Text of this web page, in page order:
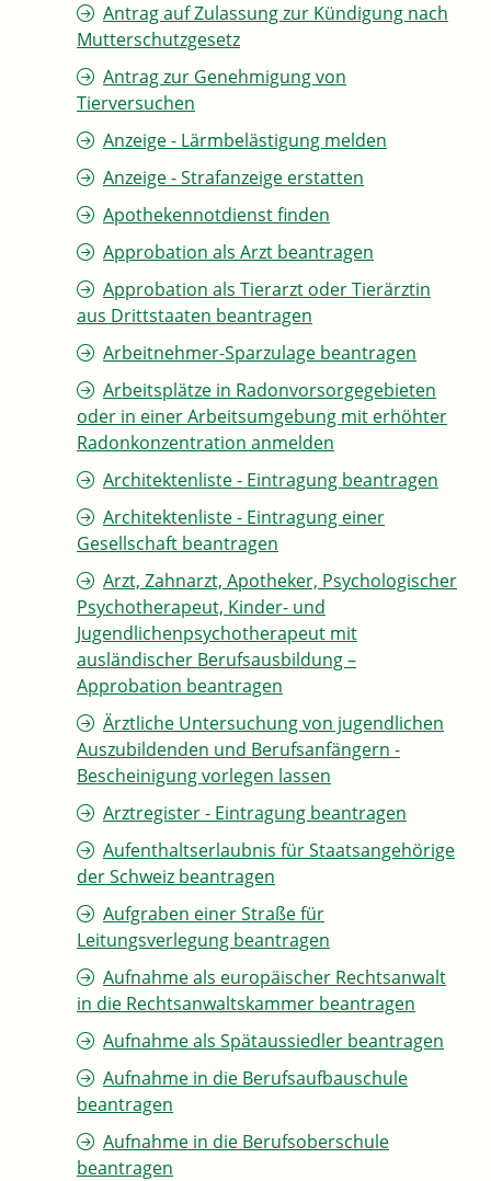
Antrag auf Zulassung zur Kündigung nach
Mutterschutzgesetz
Antrag zur Genehmigung von
Tierversuchen
Anzeige - Lärmbelästigung melden
Anzeige - Strafanzeige erstatten
Apothekennotdienst finden
Approbation als Arzt beantragen
Approbation als Tierarzt oder Tierärztin
aus Drittstaaten beantragen
Arbeitnehmer-Sparzulage beantragen
Arbeitsplätze in Radonvorsorgegebieten
oder in einer Arbeitsumgebung mit erhöhter
Radonkonzentration anmelden
Architektenliste - Eintragung beantragen
Architektenliste - Eintragung einer
Gesellschaft beantragen
Arzt, Zahnarzt, Apotheker, Psychologischer
Psychotherapeut, Kinder- und
Jugendlichenpsychotherapeut mit
ausländischer Berufsausbildung –
Approbation beantragen
Ärztliche Untersuchung von jugendlichen
Auszubildenden und Berufsanfängern -
Bescheinigung vorlegen lassen
Arztregister - Eintragung beantragen
Aufenthaltserlaubnis für Staatsangehörige
der Schweiz beantragen
Aufgraben einer Straße für
Leitungsverlegung beantragen
Aufnahme als europäischer Rechtsanwalt
in die Rechtsanwaltskammer beantragen
Aufnahme als Spätaussiedler beantragen
Aufnahme in die Berufsaufbauschule
beantragen
Aufnahme in die Berufsoberschule
beantragen